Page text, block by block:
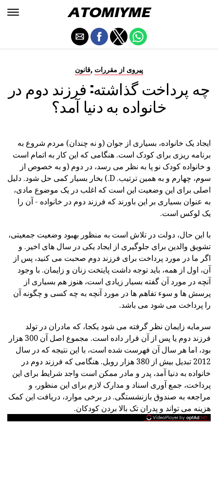
قانون, پیروی از مقررات
چه پرداخت گذاشته: فرزند دوم در
خانواده به دنیا آمد؟
ایجاد یک خانواده، بسیاری از جوان (و نه چندان) مردم شروع به
برنامه ریزی برای کودک است. هنگامی که این کار به اتمام است
و خانواده کودک نو پا به نظر می رسد، در دوم (و به خصوص از
سوم، چهارم و به همین ترتیب. D.) بخار بسیار کمی حل شود. دلیل
اصلی برای این وضعیت این است که اغلب در یک موضوع مادی،
به عنوان بسیاری بر این باورند که فرزند دوم در خانواده - آن را
یک لوکس است.
با این حال، دولت در تلاش است به منظور بهبود وضعیت جمعیتی،
تشویق والدین برای جلوگیری از ایجاد یکی در سال های اخیر. و
اگر ما در مورد پرداخت برای فرزند دوم صحبت می کنید، پس از
آن، اول از همه، باید توجه داشت پایتخت زنان و زایمان. با وجود
آنچه در مورد آن گفته بسیار زیادی است، هنوز هم بسیاری از
پرسش ها و سوء تفاهم ها در مورد آنچه به چه کسی و چگونه آن
را پرداخت می شود می باشد.
سرمایه زایمان نظر گرفته می شود یکجا، که مادران در تولد
فرزند دوم یا پس از آن قرار داده است. مجموع اصل آن 300 هزار
بود، اما هر سال آن فهرست شده است، با این نتیجه که در سال
2012 تبدیل بیش از 380 هزار روبل. هنگامی که فرزند دوم در
خانواده به دنیا آمد، پدر و مادر ممکن است واجد شرایط برای این
پرداخت، جمع آوری اسناد و مدارک لازم برای این منظور، و
مراجعه به صندوق بازنشستگی. در برخی موارد، دریافت این کمک
هزینه می تواند و پدران تک بالا بردن کودکان.